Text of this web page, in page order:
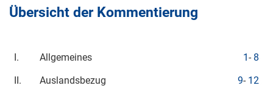
Übersicht der Kommentierung
I. Allgemeines 1 - 8
II.
Auslandsbezug 9- 12